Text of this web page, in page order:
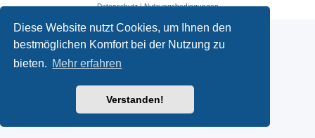
Diese Website nutzt Cookies, um Ihnen den
bestmöglichen Komfort bei der Nutzung zu
bieten. Mehr erfahren
Verstanden!
Datenschutz|Nutzungsbedingungen